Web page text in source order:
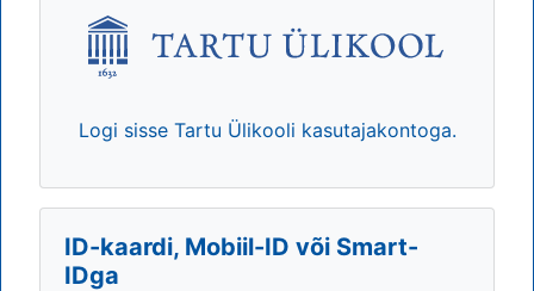
Logi sisse Tartu Ülikooli kasutajakontoga.
ID-kaardi, Mobiil-ID või Smart-
IDga